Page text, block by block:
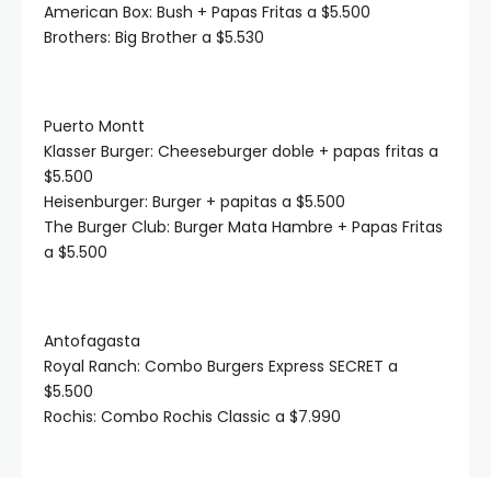
American Box: Bush + Papas Fritas a $5.500
Brothers: Big Brother a $5.530
Puerto Montt
Klasser Burger: Cheeseburger doble + papas fritas a
$5.500
Heisenburger: Burger + papitas a $5.500
The Burger Club: Burger Mata Hambre + Papas Fritas
a $5.500
Antofagasta
Royal Ranch: Combo Burgers Express SECRET a
$5.500
Rochis: Combo Rochis Classic a $7.990